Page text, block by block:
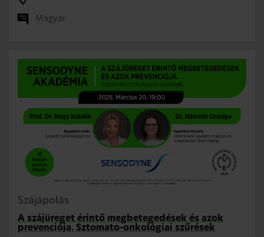
Magyar
Szájápolás
A szájüreget érintő megbetegedések és azok
prevenciója. Sztomato-onkológiai szűrések